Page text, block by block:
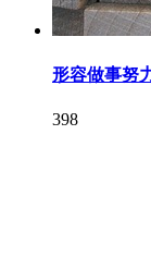
形容做事努
398